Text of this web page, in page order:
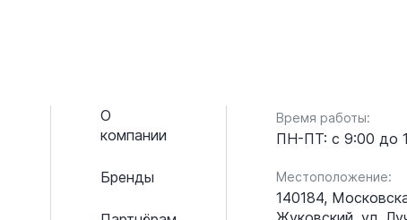
О
компании
Бренды
Время работы:
ПН-ПТ: с 9:00 до
Местоположение:
140184,